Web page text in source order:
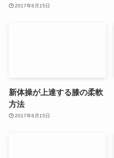
2017年6月15日
新体操が上達する膝の柔軟
方法
2017年6月15日